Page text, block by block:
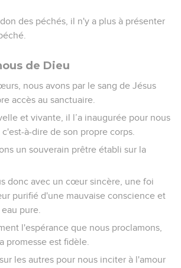
des péchés, il n'y a plus à présenter
de Dieu
nous avons par le sang de Jésus
accès au sanctuaire.
et vivante, il l’a inaugurée pour nous
à-dire de son propre corps.
un souverain prêtre établi sur la
donc avec un cœur sincère, une foi
purifié d'une mauvaise conscience et
pure.
l'espérance que nous proclamons,
promesse est fidèle.
les autres pour nous inciter à l'amour